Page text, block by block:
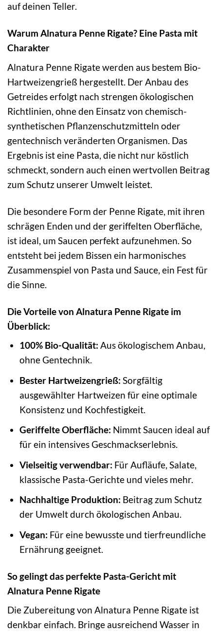
auf deinen Teller.
Warum Alnatura Penne Rigate? Eine Pasta mit
Charakter
Alnatura Penne Rigate werden aus bestem Bio-
Hartweizengrieß hergestellt. Der Anbau des
Getreides erfolgt nach strengen ökologischen
Richtlinien, ohne den Einsatz von chemisch-
synthetischen Pflanzenschutzmitteln oder
gentechnisch veränderten Organismen. Das
Ergebnis ist eine Pasta, die nicht nur köstlich
schmeckt, sondern auch einen wertvollen Beitrag
zum Schutz unserer Umwelt leistet.
Die besondere Form der Penne Rigate, mit ihren
schrägen Enden und der geriffelten Oberfläche,
ist ideal, um Saucen perfekt aufzunehmen. So
entsteht bei jedem Bissen ein harmonisches
Zusammenspiel von Pasta und Sauce, ein Fest für
die Sinne.
Die Vorteile von Alnatura Penne Rigate im
Überblick:
100% Bio-Qualität: Aus ökologischem Anbau,
ohne Gentechnik.
Bester Hartweizengrieß: Sorgfältig
ausgewählter Hartweizen für eine optimale
Konsistenz und Kochfestigkeit.
Geriffelte Oberfläche: Nimmt Saucen ideal auf
für ein intensives Geschmackserlebnis.
Vielseitig verwendbar: Für Aufläufe, Salate,
klassische Pasta-Gerichte und vieles mehr.
Nachhaltige Produktion: Beitrag zum Schutz
der Umwelt durch ökologischen Anbau.
Vegan: Für eine bewusste und tierfreundliche
Ernährung geeignet.
So gelingt das perfekte Pasta-Gericht mit
Alnatura Penne Rigate
Die Zubereitung von Alnatura Penne Rigate ist
denkbar einfach. Bringe ausreichend Wasser in